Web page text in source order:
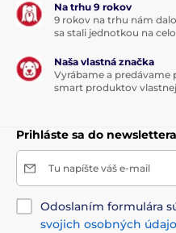
Na trhu 9 rokov
9 rokov na trhu nám
sa stali jednotkou na
Naša vlastná značka
Vyrábame a
smart produktov
Prihláste sa do newslettera
Tu napíšte váš e-mail
Odoslaním formulára
svojich osobných